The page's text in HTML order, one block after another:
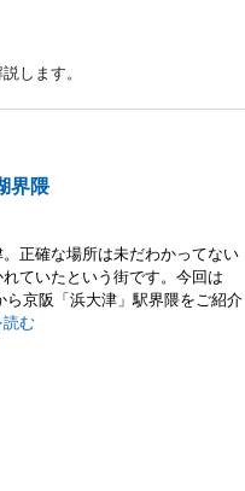
します。
界隈
正確な場所は未だわかってない
ていたという街です。今回は
ら京阪「浜大津」駅界隈をご紹介
読む